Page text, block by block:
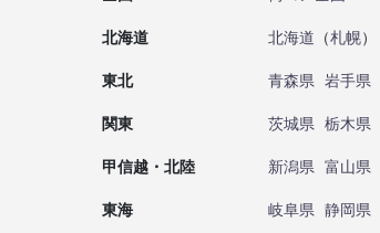
北海道 北海道 （札幌）
東北 青森県 岩手県
関東 茨城県 栃木県
甲信越・北陸 新潟県 富山県
東海 岐阜県 静岡県